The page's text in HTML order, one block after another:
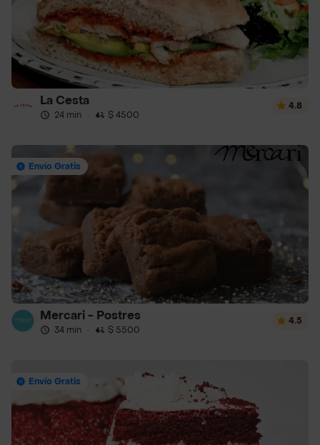
La Cesta
24 min · $ 4500
4.8
Envío Gratis
Mercari - Postres
34 min · $ 5500
4.5
Envío Gratis